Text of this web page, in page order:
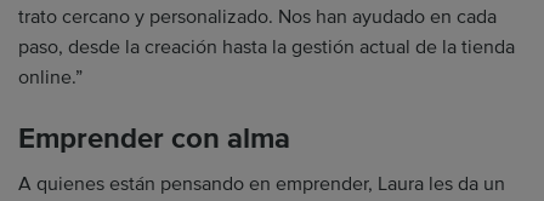
trato cercano y personalizado. Nos han ayudado en cada
paso, desde la creación hasta la gestión actual de la tienda
online.”
Emprender con alma
A quienes están pensando en emprender, Laura les da un